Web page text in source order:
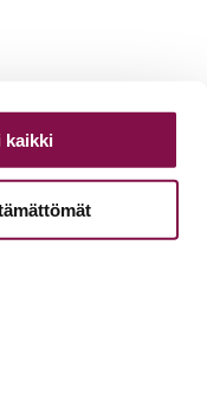
kaikki